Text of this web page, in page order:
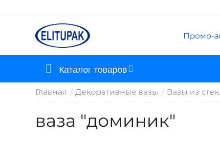
Промо-
Каталог товаров
Главная / Декоративные вазы / Вазы из
ваза "доминик"